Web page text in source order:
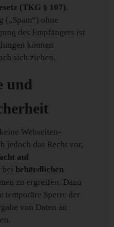
(TKG § 107).
(„Spam“) ohne
des Empfängers ist
können
sich ziehen.
und
Webseiten-
jedoch das Recht vor,
auf
bei behördlichen
zu ergreifen. Dazu
temporäre Sperre der
von Daten an